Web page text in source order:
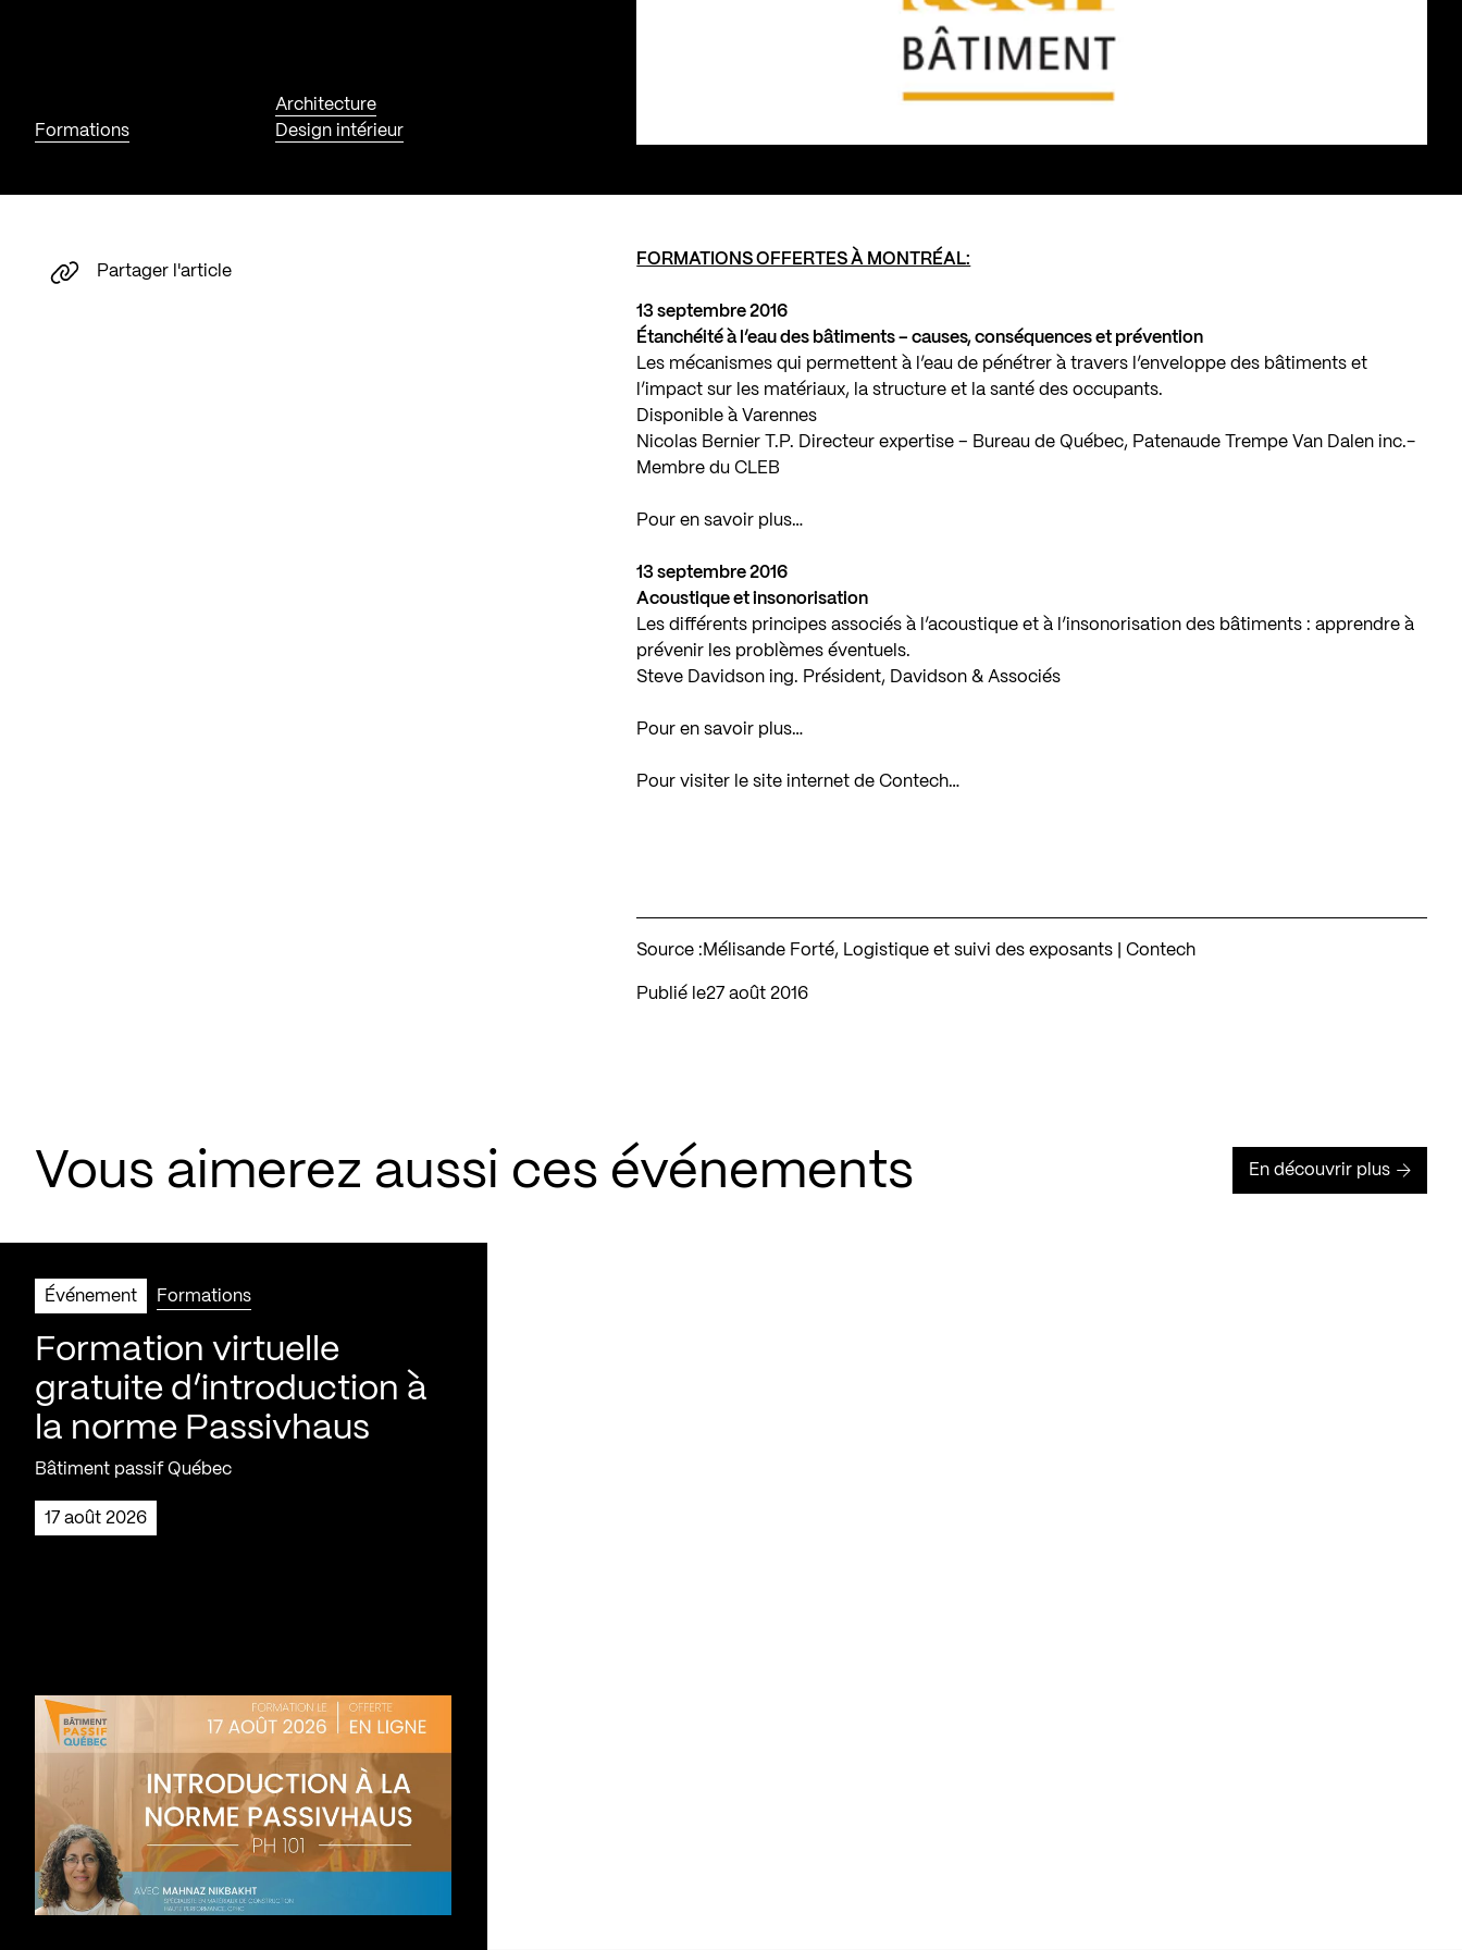
Formations
Architecture
Design intérieur
FORMATIONS OFFERTES À MONTRÉAL:
13 septembre 2016
Étanchéité à l’eau des bâtiments – causes, conséquences et prévention
Les mécanismes qui permettent à l’eau de pénétrer à travers l’enveloppe des bâtiments et
l’impact sur les matériaux, la structure et la santé des occupants.
Disponible à Varennes
Nicolas Bernier T.P. Directeur expertise – Bureau de Québec, Patenaude Trempe Van Dalen inc.-
Membre du CLEB
Pour en savoir plus…
13 septembre 2016
Acoustique et insonorisation
Les différents principes associés à l’acoustique et à l’insonorisation des bâtiments : apprendre à
prévenir les problèmes éventuels.
Steve Davidson ing. Président, Davidson & Associés
Pour en savoir plus…
Pour visiter le site internet de Contech…
Source : Mélisande Forté, Logistique et suivi des exposants | Contech
Publié le 27 août 2016
Partager l'article
Vous aimerez aussi ces événements En découvrir plus
Événement Formations
Formation virtuelle
gratuite d’introduction à
la norme Passivhaus
Bâtiment passif Québec
17 août 2026